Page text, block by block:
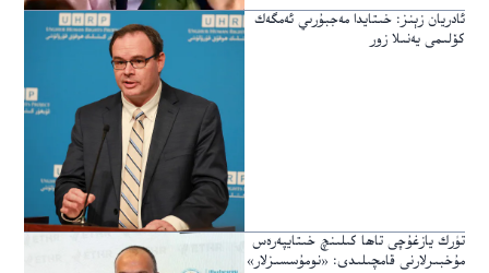
ئادريان زېنز: خىتايدا مەجبۇرىي ئەمگەك
كۆلىمى يەنىلا زور
تۈرك يازغۇچى تاھا كىلىنچ خىتايپەرەس
مۇخبىرلارنى قامچىلىدى: «نومۇسسىزلار»